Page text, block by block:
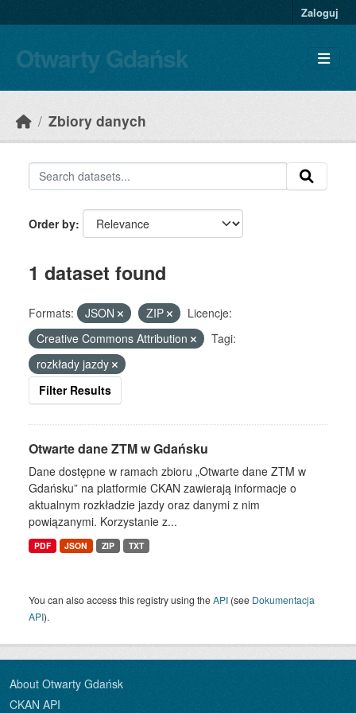
Zaloguj
Otwarty Gdańsk
Zbiory danych
Order by
1 dataset found
Formats: JSON ZIP
Licencje:
Creative Commons Attribution
Tagi:
rozkłady jazdy
Filter Results
Otwarte dane ZTM w Gdańsku
Dane dostępne w ramach zbioru „Otwarte dane ZTM w
Gdańsku” na platformie CKAN zawierają informacje o
aktualnym rozkładzie jazdy oraz danymi z nim
powiązanymi. Korzystanie z...
PDF JSON ZIP TXT
You can also access this registry using theAPI (see Dokumentacja
API).
About Otwarty Gdańsk
CKAN API